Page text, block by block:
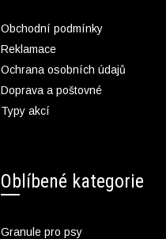
Obchodní podmínky
Reklamace
Ochrana osobních údajů
Doprava a poštovné
Typy akcí
Oblíbené kategorie
Granule pro psy